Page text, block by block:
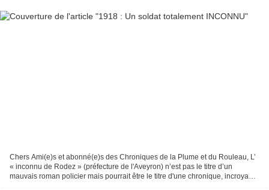
Chers Ami(e)s et abonné(e)s des Chroniques de la Plume et du Rouleau, L’
« inconnu de Rodez » (préfecture de l'Aveyron) n’est pas le titre d’un
mauvais roman policier mais pourrait être le titre d'une chronique, incroyable